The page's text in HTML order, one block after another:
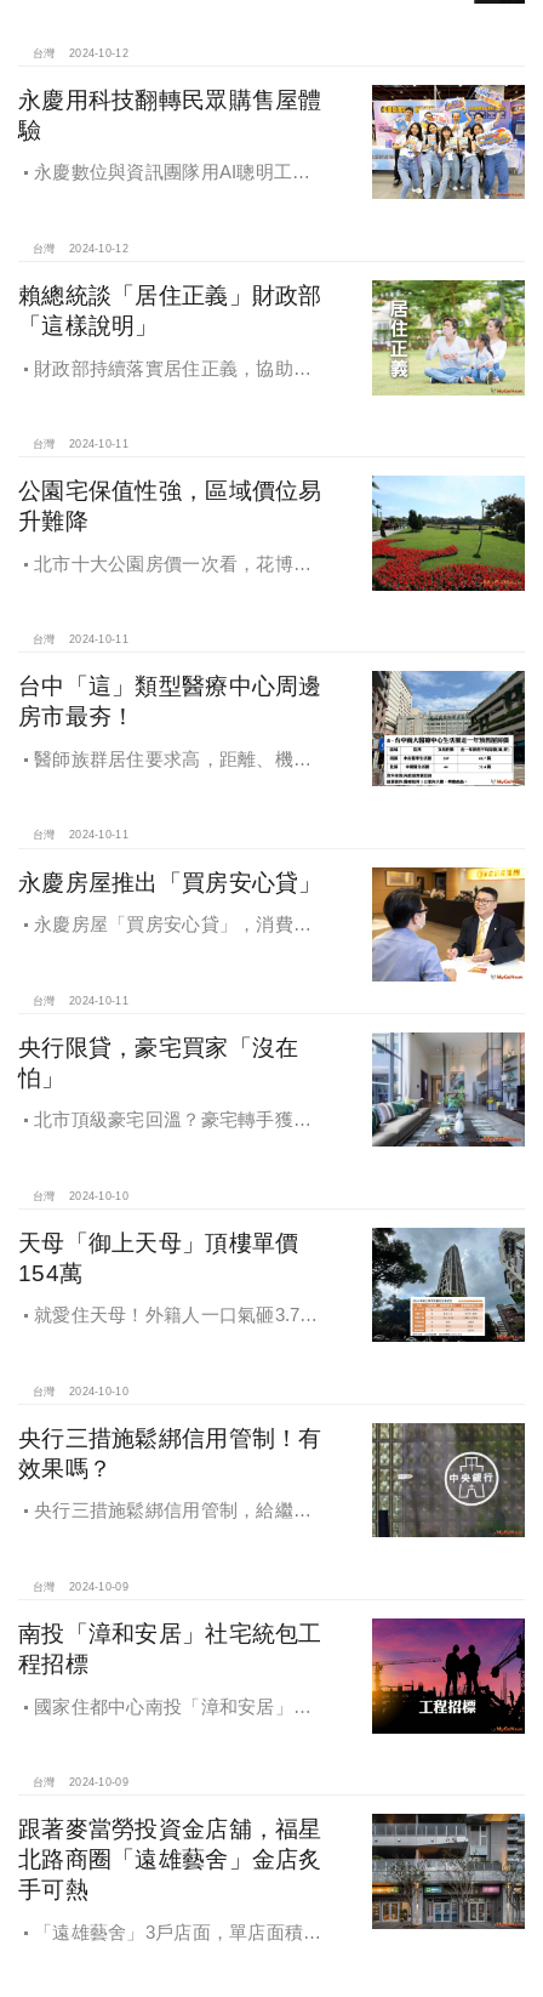
台灣 2024-10-12
永慶用科技翻轉民眾購售屋體
驗
永慶數位與資訊團隊用AI聰明工
灣房產科技發展
台灣 2024-10-12
賴總統談「居住正義」財政部
「這樣說明」
財政部持續落實居住正義，協助經
台灣 2024-10-11
公園宅保值性強，區域價位易
升難降
北市十大公園房價一次看，花博年
台灣 2024-10-11
台中「這」類型醫療中心周邊
房市最夯！
醫師族群居住要求高，距離、機能
台灣 2024-10-11
永慶房屋推出「買房安心貸」
永慶房屋「買房安心貸」，消費者
產交易安全
台灣 2024-10-11
央行限貸，豪宅買家「沒在
怕」
北市頂級豪宅回溫？豪宅轉手獲利
台灣 2024-10-10
天母「御上天母」頂樓單價
154萬
就愛住天母！外籍人一口氣砸3.78
台灣 2024-10-10
央行三措施鬆綁信用管制！有
效果嗎？
央行三措施鬆綁信用管制，給繼
台灣 2024-10-09
南投「漳和安居」社宅統包工
程招標
國家住都中心南投「漳和安居」社
台灣 2024-10-09
跟著麥當勞投資金店舖，福星
北路商圈「遠雄藝舍」金店炙
手可熱
「遠雄藝舍」3戶店面，單店面積在